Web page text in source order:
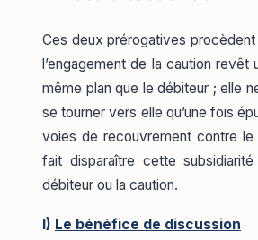
Ces deux prérogatives
l’engagement de la caution revêt
même plan que le débiteur ; elle
se tourner vers elle qu’une fois
voies de recouvrement contre le
fait disparaître cette
débiteur ou la caution.
I) Le bénéfice de discussion